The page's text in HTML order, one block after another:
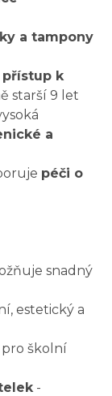
a tampony
k
starší 9 let
a
péči o
snadný
estetický a
školní
-